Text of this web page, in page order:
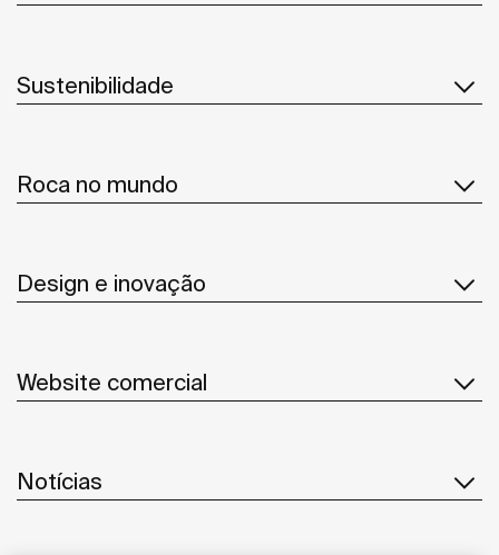
Sustenibilidade
Roca no mundo
Design e inovação
Website comercial
Notícias